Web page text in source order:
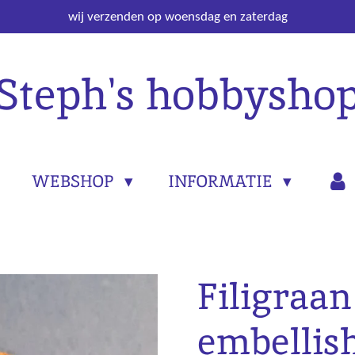
wij verzenden op woensdag en zaterdag
WEBSHOP INFORMATIE
Filigraan